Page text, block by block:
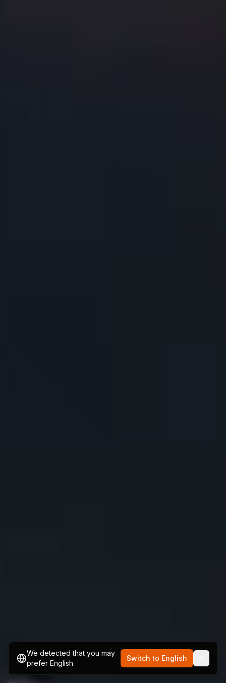
We detected that you may
prefer English
Switch to English